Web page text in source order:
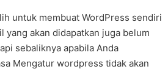
untuk membuat WordPress sendiri
yang akan didapatkan juga belum
sebaliknya apabila Anda
Mengatur wordpress tidak akan